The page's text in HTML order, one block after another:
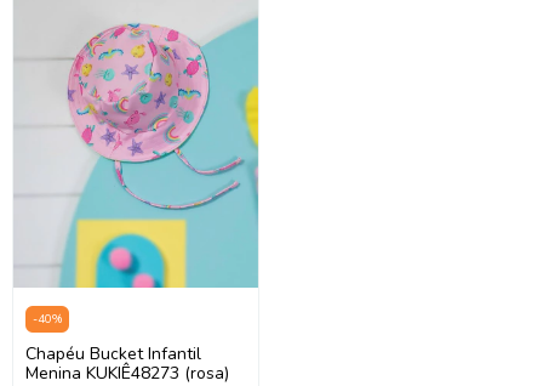
-40%
Chapéu Bucket Infantil
Menina KUKIÊ48273 (rosa)